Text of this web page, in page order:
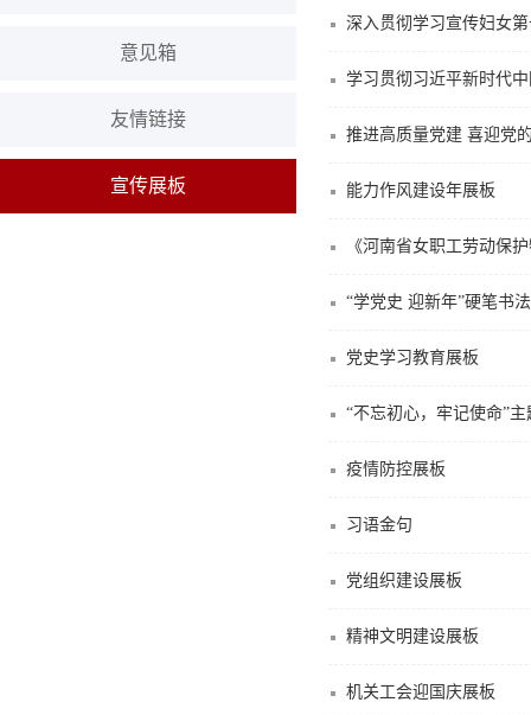
意见箱
友情链接
宣传展板
深入贯彻学习宣传妇女
学习贯彻习近平新时代
推进高质量党建 喜迎党
能力作风建设年展板
《河南省女职工劳动保
“学党史 迎新年”硬笔书
党史学习教育展板
“不忘初心，牢记使命”
疫情防控展板
习语金句
党组织建设展板
精神文明建设展板
机关工会迎国庆展板